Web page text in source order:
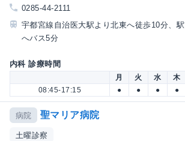
0285-44-2111
宇都宮線自治医大駅より北東へ徒歩10分、
へバス5分
内科 診療時間
月 火 水 木
08:45-17:15
● ● ● ●
病院 聖マリア病院
土曜診察